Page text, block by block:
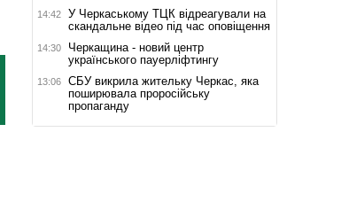
14:42
У Черкаському ТЦК відреагували на
скандальне відео під час оповіщення
14:30
Черкащина - новий центр
українського пауерліфтингу
13:06
СБУ викрила жительку Черкас, яка
поширювала проросійську
пропаганду